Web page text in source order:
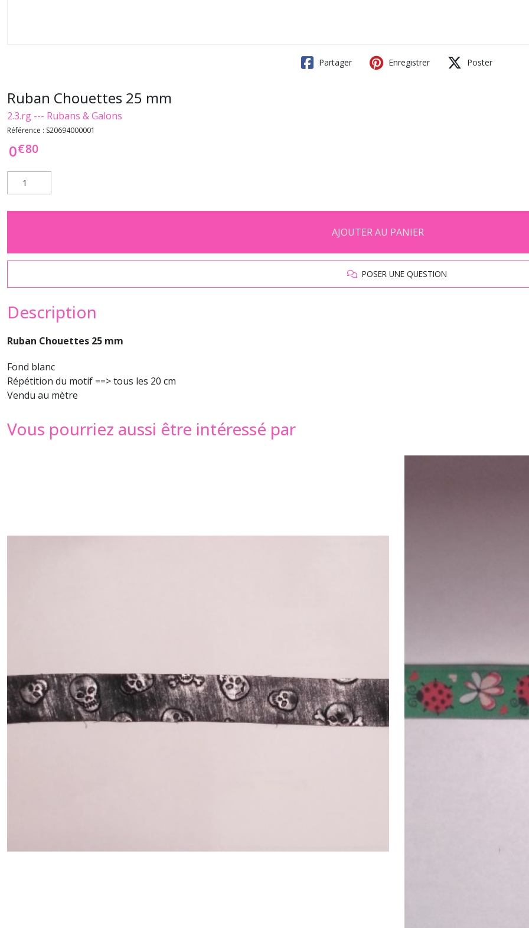
Partager Enregistrer Poster
Ruban Chouettes 25 mm
2.3.rg --- Rubans & Galons
Référence : S20694000001
0€80
AJOUTER AU PANIER
POSER UNE QUESTION
Description
Ruban Chouettes 25 mm
Fond blanc
Répétition du motif ==> tous les 20 cm
Vendu au mètre
Vous pourriez aussi être intéressé par